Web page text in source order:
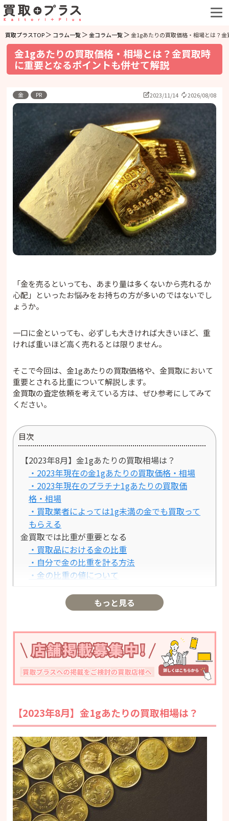
買取プラスTOP コラム一覧 金コラム一覧 金1gあたりの買取価格・相場とは？
金1gあたりの買取価格・相場とは？金買取時
に重要となるポイントも併せて解説
2023/11/14 2026/08/08
金 PR
「金を売るといっても、あまり量は多くないから売れるか
心配」といったお悩みをお持ちの方が多いのではないでし
ょうか。
一口に金といっても、必ずしも大きければ大きいほど、重
ければ重いほど高く売れるとは限りません。
そこで今回は、金1gあたりの買取価格や、金買取において
重要とされる比重について解説します。
金買取の査定依頼を考えている方は、ぜひ参考にしてみて
ください。
目次
【2023年8月】金1gあたりの買取相場は？
・2023年現在の金1gあたりの買取価格・相場
・2023年現在のプラチナ1gあたりの買取価
格・相場
・買取業者によっては1g未満の金でも買取って
もらえる
金買取では比重が重要となる
・買取品における金の比重
・自分で金の比重を計る方法
・金の比重の値について
・外観チェック
・重量チェック
もっと見る
【2023年8月】金1gあたりの買取相場は？